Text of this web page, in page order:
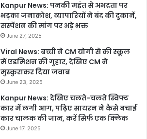
Kanpur News: पनकी महंत से अभद्रता पर
भड़का जनाक्रोश, व्यापारियों ने बंद की दुकानें,
सस्पेंशन की मांग पर अड़े भक्त
June 27, 2025
Viral News: बच्ची ने CM योगी से की स्कूल
में एडमिशन की गुहार, देखिए CM ने
मुस्कुराकर दिया जवाब
June 23, 2025
Kanpur News: देखिए चलते-चलते स्विफ्ट
कार में लगी आग, पढ़िए सायरन ने कैसे बचाई
कार चालक की जान, करें सिर्फ एक क्लिक
June 17, 2025